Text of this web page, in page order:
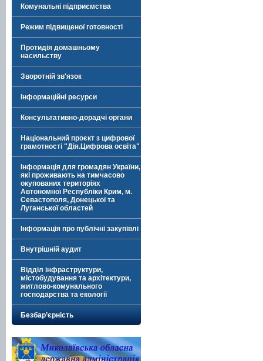
Комунальні підприємства
Режим підвищеної готовності
Протидія домашньому
насильству
Зворотній зв'язок
Інформаційні ресурси
Консультативно-дорадчі органи
Національний проєкт з цифрової
грамотності "Дія.Цифрова освіта"
Інформація для громадян України,
які проживають на тимчасово
окупованих територіях
Автономної Республіки Крим, м.
Севастополя, Донецької та
Луганської областей
Інформація про публічні закупівлі
Внутрішній аудит
Відділ інфраструктури,
містобудування та архітектури,
житлово-комунального
господарства та екології
Безбар’єрність